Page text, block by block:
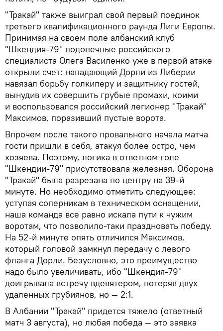
"Тракай" также выиграл свой первый поединок
третьего квалификационного раунда Лиги Европы.
Принимая на своем поле албанский клуб
"Шкендия-79" подопечные российского
специалиста Олега Василенко уже в первой атаке
открыли счет: нападающий Дорли из Либерии
навязал борьбу голкиперу и защитнику гостей,
вынудив их совершить грубые промахи, коими
и воспользовался российский легионер "Тракай"
Максимов, поразивший пустые ворота.
Впрочем после такого провального начала матча
гости пришли в себя, атакуя более остро, чем
хозяева. Поэтому, логика в ответном голе
"Шкендии-79" присутствовала железная. Оборона
"Тракай" была разрезана по центру на 39-й
минуте. Но необходимо отметить следующее:
уступая соперникам в техническом оснащении,
наша команда все равно искала пути к чужим
воротам, что позволило-таки праздновать победу.
На 52-й минуте опять отличился Максимов,
который головой замкнул передачу с левого
фланга Дорли. Безусловно, это преимущество
надо было увеличивать, ибо "Шкендия-79"
доигрывала встречу вдевятером, потеряв двух
удаленных грубиянов, но — 2:1.
В Албании "Тракай" придется тяжело (ответный
матч 3 августа), но любая победа — это заявка